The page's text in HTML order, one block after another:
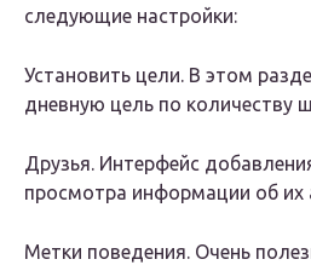
следующие настройки:
Установить цели. В этом
дневную цель по количеству
Друзья. Интерфейс
просмотра информации об их
Метки поведения. Очень